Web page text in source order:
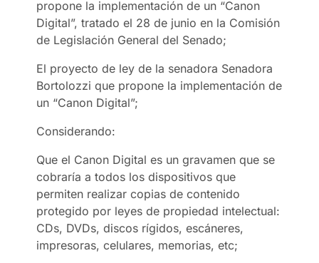
propone la implementación de un “Canon
Digital”, tratado el 28 de junio en la Comisión
de Legislación General del Senado;
El proyecto de ley de la senadora Senadora
Bortolozzi que propone la implementación de
un “Canon Digital”;
Considerando:
Que el Canon Digital es un gravamen que se
cobraría a todos los dispositivos que
permiten realizar copias de contenido
protegido por leyes de propiedad intelectual:
CDs, DVDs, discos rígidos, escáneres,
impresoras, celulares, memorias, etc;